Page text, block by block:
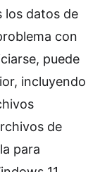
los datos de
con
puede
incluyendo
de
para